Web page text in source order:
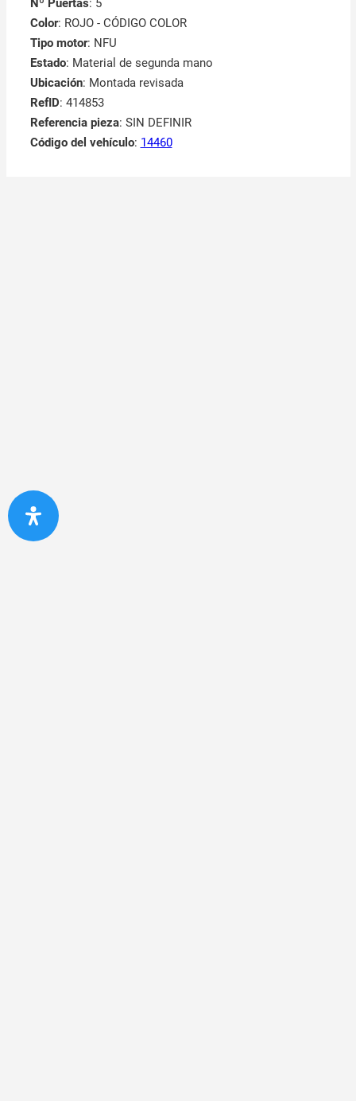
Nº Puertas: 5
Color: ROJO - CÓDIGO COLOR
Tipo motor: NFU
Estado: Material de segunda mano
Ubicación: Montada revisada
RefID: 414853
Referencia pieza: SIN DEFINIR
Código del vehículo: 14460